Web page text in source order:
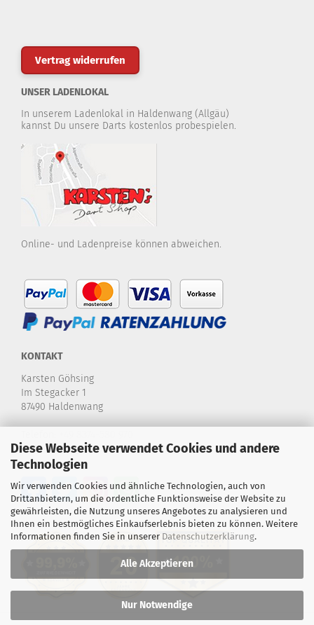
Diese Webseite verwendet Cookies und andere
Technologien
Wir verwenden Cookies und ähnliche Technologien, auch von
Drittanbietern, um die ordentliche Funktionsweise der Website zu
gewährleisten, die Nutzung unseres Angebotes zu analysieren und
Ihnen ein bestmögliches Einkaufserlebnis bieten zu können. Weitere
Informationen finden Sie in unserer Datenschutzerklärung.
Alle Akzeptieren
Nur Notwendige
Vertrag widerrufen
UNSER LADENLOKAL
In unserem Ladenlokal in Haldenwang (Allgäu)
kannst Du unsere Darts kostenlos probespielen.
Online- und Ladenpreise können abweichen.
KONTAKT
Karsten Göhsing
Im Stegacker 1
87490 Haldenwang
E-Mail:info@karstensdartshop.de